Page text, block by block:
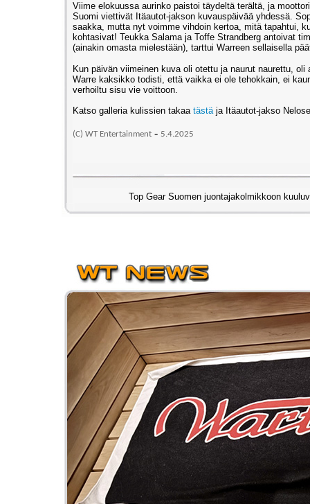
Viime elokuussa aurinko paistoi täydeltä terältä, ja
Suomi viettivät Itäautot-jakson kuvauspäivää yhdessä.
saakka, mutta nyt voimme vihdoin kertoa, mitä tapahtui,
kohtasivat! Teukka Salama ja Toffe Strandberg antoivat
(ainakin omasta mielestään), tarttui Warreen sellaisella
Kun päivän viimeinen kuva oli otettu ja naurut naurettu,
Warre kaksikko todisti, että vaikka ei ole tehokkain, ei
verhoiltu sisu vie voittoon.
Katso galleria kulissien takaa tästäja Itäautot-jakso
(C) WT Entertainment - 5.4.2025
Top Gear Suomen juontajakolmikkoon